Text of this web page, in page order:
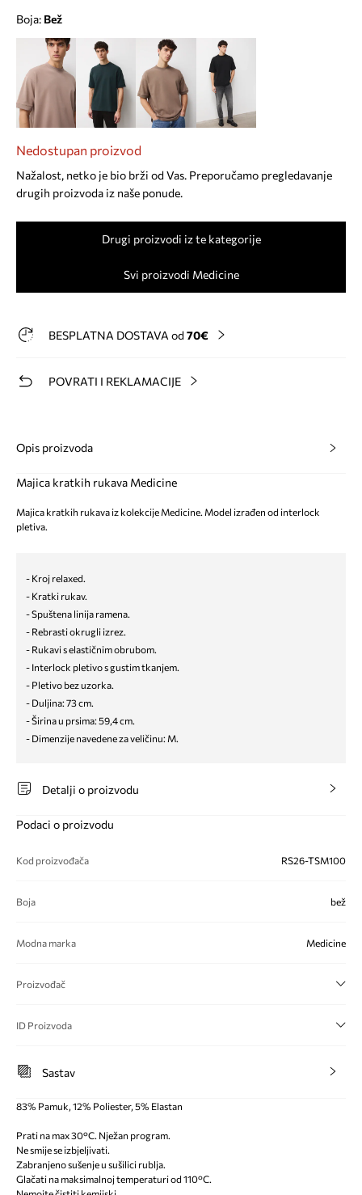
Boja: bež
Nedostupan proizvod
Nažalost, netko je bio brži od Vas. Preporučamo pregledavanje
drugih proizvoda iz naše ponude.
Drugi proizvodi iz te kategorije
Svi proizvodi Medicine
BESPLATNA DOSTAVA od 70€
POVRATI I REKLAMACIJE
Opis proizvoda
Majica kratkih rukava Medicine
Majica kratkih rukava iz kolekcije Medicine. Model izrađen od interlock
pletiva.
- Kroj relaxed.
- Kratki rukav.
- Spuštena linija ramena.
- Rebrasti okrugli izrez.
- Rukavi s elastičnim obrubom.
- Interlock pletivo s gustim tkanjem.
- Pletivo bez uzorka.
- Duljina: 73 cm.
- Širina u prsima: 59,4 cm.
- Dimenzije navedene za veličinu: M.
Detalji o proizvodu
Podaci o proizvodu
Kod proizvođača RS26-TSM100
Boja bež
Modna marka Medicine
Proizvođač
ID Proizvoda
Sastav
83% Pamuk, 12% Poliester, 5% Elastan
Prati na max 30°C. Nježan program.
Ne smije se izbjeljivati.
Zabranjeno sušenje u sušilici rublja.
Glačati na maksimalnoj temperaturi od 110°C.